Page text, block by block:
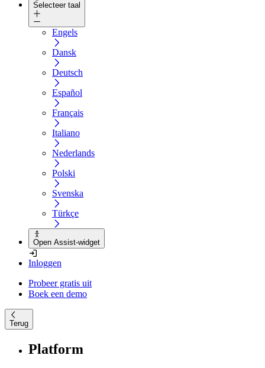
Selecteer taal
Engels
Dansk
Deutsch
Español
Français
Italiano
Nederlands
Polski
Svenska
Türkçe
Open Assist-widget
Inloggen
Probeer gratis uit
Boek een demo
Terug
Platform